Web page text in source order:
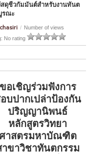
ดุชีวกัมมันต์สำหรับงานทันต
รณะ
/ Number of views
No rating
ขอเชิญร่วมฟังการ
บปากเปล่าป้องกัน
ปริญญานิพนธ์
หลักสูตรวิทยา
ศาสตรมหาบัณฑิต
าขาวิชาทันตกรรม